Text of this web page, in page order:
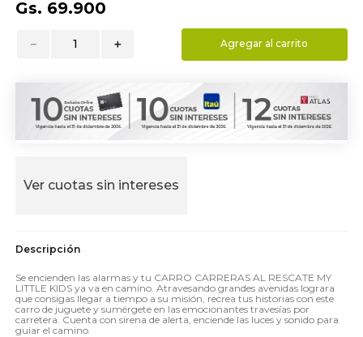
Gs. 69.900
＋
－ Agregar al carrito
Ver cuotas sin intereses
Se encienden las alarmas y tu CARRO CARRERAS AL RESCATE MY
LITTLE KIDS ya va en camino. Atravesando grandes avenidas lograra
que consigas llegar a tiempo a su misión, recrea tus historias con este
carro de juguete y sumérgete en las emocionantes travesías por
carretera. Cuenta con sirena de alerta, enciende las luces y sonido para
guiar el camino.